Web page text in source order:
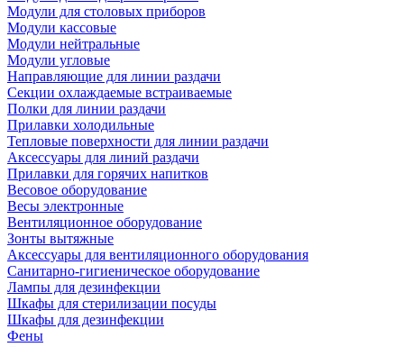
Модули для столовых приборов
Модули кассовые
Модули нейтральные
Модули угловые
Направляющие для линии раздачи
Секции охлаждаемые встраиваемые
Полки для линии раздачи
Прилавки холодильные
Тепловые поверхности для линии раздачи
Аксессуары для линий раздачи
Прилавки для горячих напитков
Весовое оборудование
Весы электронные
Вентиляционное оборудование
Зонты вытяжные
Аксессуары для вентиляционного оборудования
Санитарно-гигиеническое оборудование
Лампы для дезинфекции
Шкафы для стерилизации посуды
Шкафы для дезинфекции
Фены